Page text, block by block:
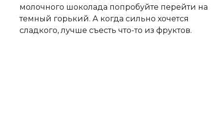
молочного шоколада попробуйте перейти на
темный горький. А когда сильно хочется
сладкого, лучше съесть что-то из фруктов.